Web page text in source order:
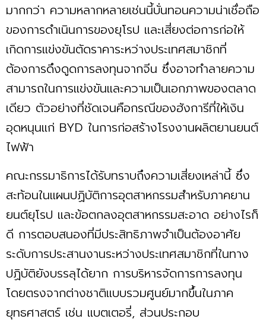
มากกว่า ความหลากหลายเช่นนี้บั่นทอนความน่าเชื่อถือ
ของการดำเนินการของยุโรป และเสี่ยงต่อการก่อให้
เกิดการแข่งขันตัดราคาระหว่างประเทศสมาชิกที่
ต้องการดึงดูดการลงทุนจากจีน ซึ่งอาจทำลายความ
สามารถในการแข่งขันและความเป็นเอกภาพของตลาด
เดียว ตัวอย่างที่ชัดเจนคือกรณีของฮังการีที่ให้เงิน
อุดหนุนแก่ BYD ในการก่อสร้างโรงงานผลิตยานยนต์
ไฟฟ้า
คณะกรรมาธิการได้รับทราบถึงความเสี่ยงเหล่านี้ ซึ่ง
สะท้อนในแผนปฏิบัติการอุตสาหกรรมสำหรับภาคยาน
ยนต์ยุโรป และข้อตกลงอุตสาหกรรมสะอาด อย่างไรก็
ดี การตอบสนองที่มีประสิทธิภาพจำเป็นต้องอาศัย
ระดับการประสานงานระหว่างประเทศสมาชิกที่ในทาง
ปฏิบัติยังบรรลุได้ยาก การบริหารจัดการการลงทุน
โดยตรงจากต่างชาติแบบรวมศูนย์มากขึ้นในภาค
ยุทธศาสตร์ เช่น แบตเตอรี่, ส่วนประกอบ